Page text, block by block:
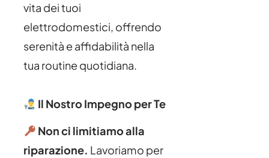
vita dei tuoi
elettrodomestici, offrendo
serenità e affidabilità nella
tua routine quotidiana.
Il Nostro Impegno per Te
Non ci limitiamo alla
riparazione. Lavoriamo per